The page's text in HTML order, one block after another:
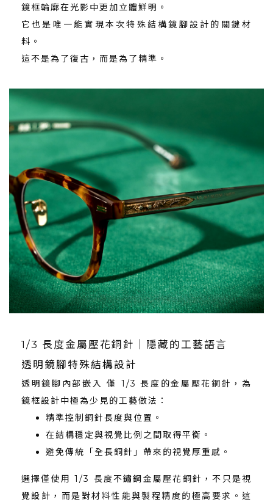
鏡框輪廓在光影中更加立體鮮明。
它也是唯一能實現本次特殊結構鏡腳設計的關鍵材
料。
這不是為了復古，而是為了精準。
1/3 長度金屬壓花銅針｜隱藏的工藝語言
透明鏡腳特殊結構設計
透明鏡腳內部嵌入 僅 1/3 長度的金屬壓花銅針，為
鏡框設計中極為少見的工藝做法：
精準控制銅針長度與位置。
在結構穩定與視覺比例之間取得平衡。
避免傳統「全長銅針」帶來的視覺厚重感。
選擇僅使用 1/3 長度不鏽鋼金屬壓花銅針，不只是視
覺設計，而是對材料性能與製程精度的極高要求。這